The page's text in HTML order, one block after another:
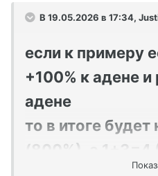
В 19.05.2026 в 17:34,
если к примеру
+100% к адене
адене
то в итоге
(800%), а 1+3=4